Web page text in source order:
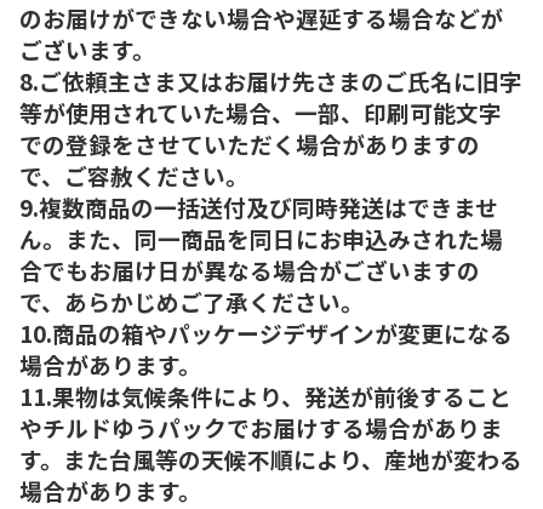
のお届けができない場合や遅延する場合などが
ございます。
8.ご依頼主さま又はお届け先さまのご氏名に旧字
等が使用されていた場合、一部、印刷可能文字
での登録をさせていただく場合がありますの
で、ご容赦ください。
9.複数商品の一括送付及び同時発送はできませ
ん。また、同一商品を同日にお申込みされた場
合でもお届け日が異なる場合がございますの
で、あらかじめご了承ください。
10.商品の箱やパッケージデザインが変更になる
場合があります。
11.果物は気候条件により、発送が前後すること
やチルドゆうパックでお届けする場合がありま
す。また台風等の天候不順により、産地が変わる
場合があります。